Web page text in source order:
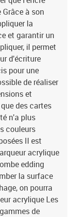
à son
la
et garantir un
il permet
d'écriture
pour une
de réaliser
et
des cartes
n'a plus
couleurs
Il est
acrylique
edding
la surface
on pourra
acrylique Les
de